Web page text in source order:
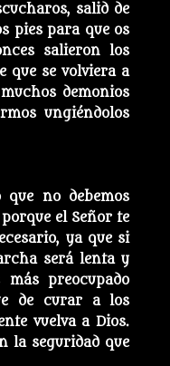
salid de
pies para que os
salieron los
que se volviera a
demonios
ungiéndolos
no debemos
el Señor te
ya que si
será lenta y
más preocupado
de curar a los
vuelva a Dios.
la seguridad que